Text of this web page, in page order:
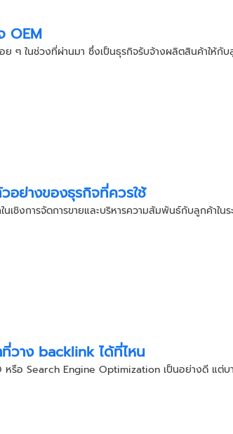
OEM
ๆ ในช่วงที่ผ่านมา ซึ่งเป็นธุรกิจรับจ้างผลิตสินค้าให้กั
อย่างของธุรกิจที่ควรใช้
เชิงการจัดการขายและบริหารความสัมพันธ์กับลูกค้าใ
ที่วาง backlink ได้ที่ไหน
รือ Search Engine Optimization เป็นอย่างดี แต่บา